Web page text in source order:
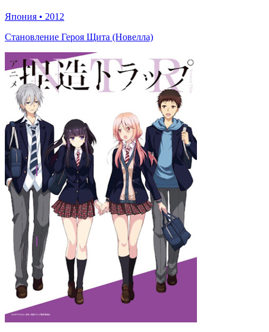
Япония • 2012
Становление Героя Щита (Новелла)